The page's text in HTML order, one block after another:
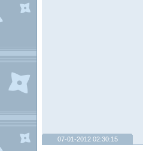
07-01-2012 02:30:15